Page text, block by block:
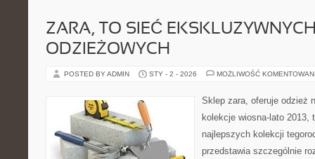
ZARA, TO SIEĆ
ODZIEŻOWYCH
POSTED BY ADMIN STY - 2 - 2026 MOŻLIWOŚĆ
Sklep zara, oferuje odzież
kolekcje wiosna-lato 2013,
najlepszych kolekcji
przedstawia szczególnie